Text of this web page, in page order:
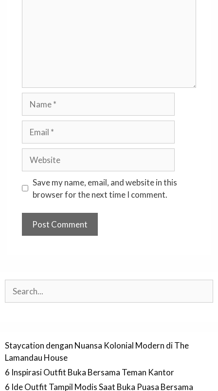
Save my name, email, and website in this
browser for the next time I comment.
Staycation dengan Nuansa Kolonial Modern di The
Lamandau House
6 Inspirasi Outfit Buka Bersama Teman Kantor
6 Ide Outfit Tampil Modis Saat Buka Puasa Bersama